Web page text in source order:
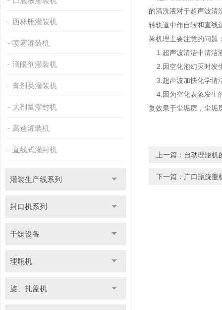
西林瓶灌装机
喷雾灌装机
滴眼剂灌装机
膏剂类灌装机
大剂量灌封机
高速灌装机
直线式灌封机
灌装生产线系列
封口机系列
干燥设备
理瓶机
旋、扎盖机
的清洗液对于超声波清
转轨道中作自转和直线
果机理主要注意的问题
1.超声波清洁中清洁
2.因空化泡幻灭时发
3.超声波加快化学清
4.因为空化表象发生
复效果于尘垢层，尘垢
上一篇： 自动理瓶机
下一篇： 广口瓶旋盖